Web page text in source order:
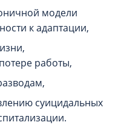
модели
к адаптации,
работы,
суицидальных